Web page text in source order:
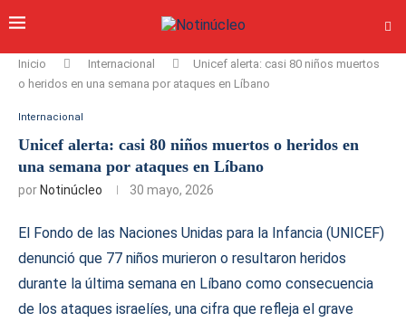
Inicio Internacional
Unicef alerta: casi 80 niños muertos
o heridos en una semana por ataques en Líbano
Internacional
Unicef alerta: casi 80 niños muertos o heridos en
una semana por ataques en Líbano
por Notinúcleo 30 mayo, 2026
El Fondo de las Naciones Unidas para la Infancia (UNICEF)
denunció que 77 niños murieron o resultaron heridos
durante la última semana en Líbano como consecuencia
de los ataques israelíes, una cifra que refleja el grave